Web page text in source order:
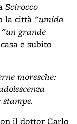
Scirocco
la città "umida
"un grande
e subito
moresche:
il dottor Carlo